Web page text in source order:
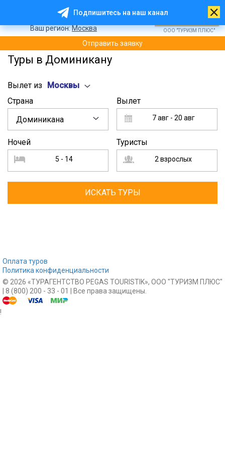
ООО "ТУРИЗМ ПЛЮС"
8 (800) 200 - 33 - 01
8 (499) 404 - 01 - 50
Отправить заявку
Ваш регион:Москва
Туры в Доминикану
Вылет из
Москвы
Страна
Доминикана
Вылет
7 авг - 20 авг
Ночей
5 - 14
Туристы
2 взрослых
Оплата туров
Политика конфиденциальности
© 2026 «ТУРАГЕНТСТВО PEGAS TOURISTIK», ООО "ТУРИЗМ ПЛЮС"
| 8 (800) 200 - 33 - 01 | Все права защищены.
Подпишитесь на наш канал
!